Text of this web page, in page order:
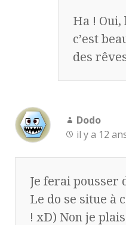
Ha !
c’est
des
Dodo
il y a 12
Je ferai pousser
Le do se situe à
! xD) Non je